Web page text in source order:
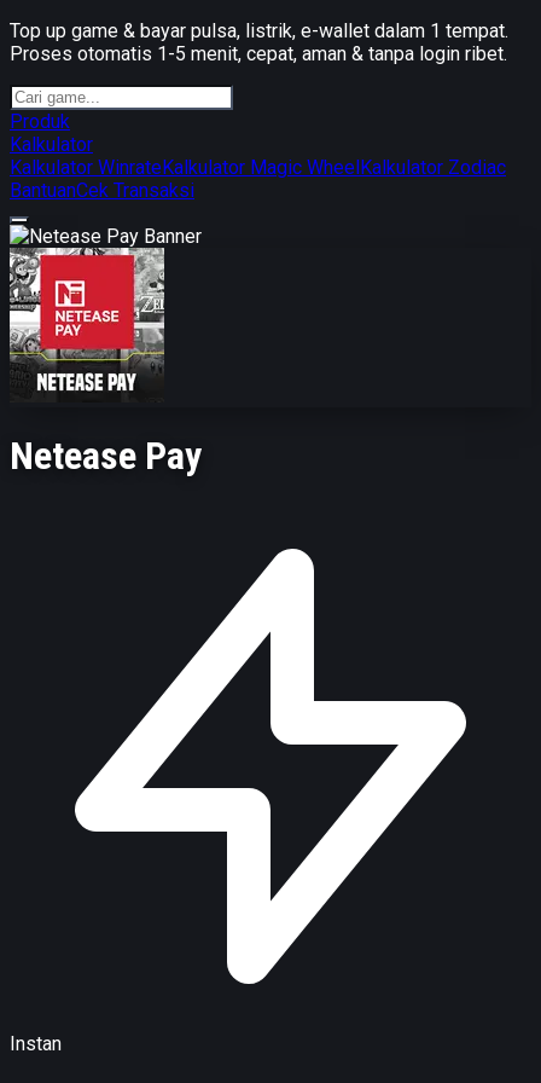
Top up game & bayar pulsa, listrik, e-wallet dalam 1 tempat.
Proses otomatis 1-5 menit, cepat, aman & tanpa login ribet.
Produk
Kalkulator
Kalkulator WinrateKalkulator Magic WheelKalkulator Zodiac
BantuanCek Transaksi
Netease Pay
Instan